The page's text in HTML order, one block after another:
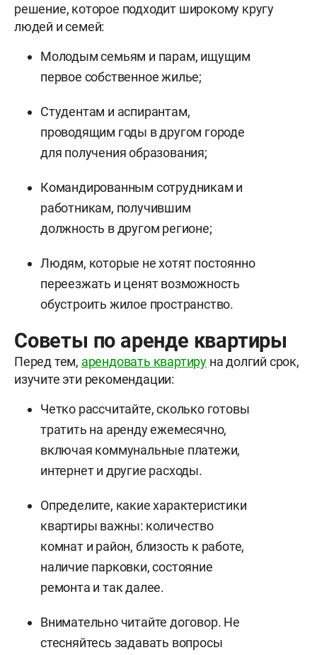
решение, которое подходит широкому кругу
людей и семей:
Молодым семьям и парам, ищущим
первое собственное жилье;
Студентам и аспирантам,
проводящим годы в другом городе
для получения образования;
Командированным сотрудникам и
работникам, получившим
должность в другом регионе;
Людям, которые не хотят постоянно
переезжать и ценят возможность
обустроить жилое пространство.
Советы по аренде квартиры
Перед тем, арендовать квартиру на долгий срок,
изучите эти рекомендации:
Четко рассчитайте, сколько готовы
тратить на аренду ежемесячно,
включая коммунальные платежи,
интернет и другие расходы.
Определите, какие характеристики
квартиры важны: количество
комнат и район, близость к работе,
наличие парковки, состояние
ремонта и так далее.
Внимательно читайте договор. Не
стесняйтесь задавать вопросы